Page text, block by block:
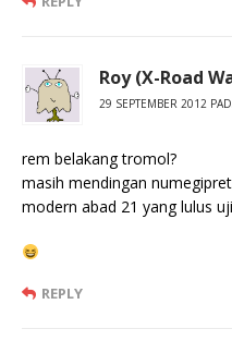
Roy (X-Road
29 SEPTEMBER 2012
rem belakang tromol?
masih mendingan
modern abad 21 yang lulus
REPLY